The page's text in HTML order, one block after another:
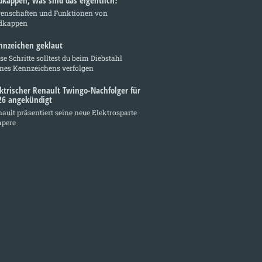
und Funktionen von
geklaut
Schritte solltest du beim Diebstahl
Kennzeichens verfolgen
Renault Twingo-Nachfolger für
angekündigt
präsentiert seine neue Elektrosparte